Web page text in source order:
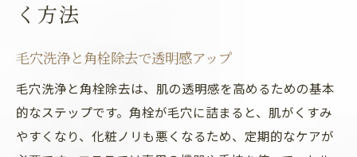
く方法
毛穴洗浄と角栓除去で透明感アップ
毛穴洗浄と角栓除去は、肌の透明感を高めるための基本
的なステップです。角栓が毛穴に詰まると、肌がくすみ
やすくなり、化粧ノリも悪くなるため、定期的なケアが